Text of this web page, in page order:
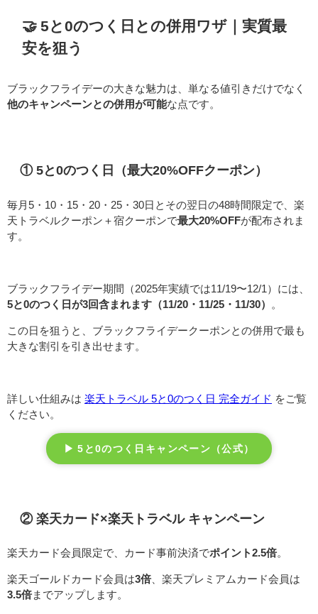
🤝 5と0のつく日との併用ワザ｜実質最
安を狙う
ブラックフライデーの大きな魅力は、単なる値引きだけでなく
他のキャンペーンとの併用が可能な点です。
① 5と0のつく日（最大20%OFFクーポン）
毎月5・10・15・20・25・30日とその翌日の48時間限定で、楽
天トラベルクーポン＋宿クーポンで最大20%OFFが配布されま
す。
ブラックフライデー期間（2025年実績では11/19〜12/1）には、
5と0のつく日が3回含まれます（11/20・11/25・11/30）
。
この日を狙うと、ブラックフライデークーポンとの併用で最も
大きな割引を引き出せます。
詳しい仕組みは 楽天トラベル 5と0のつく日 完全ガイド をご覧
ください。
▶ 5と0のつく日キャンペーン（公式）
② 楽天カード×楽天トラベル キャンペーン
楽天カード会員限定で、カード事前決済でポイント2.5倍。
楽天ゴールドカード会員は3倍 、楽天プレミアムカード会員は
3.5倍 までアップします。